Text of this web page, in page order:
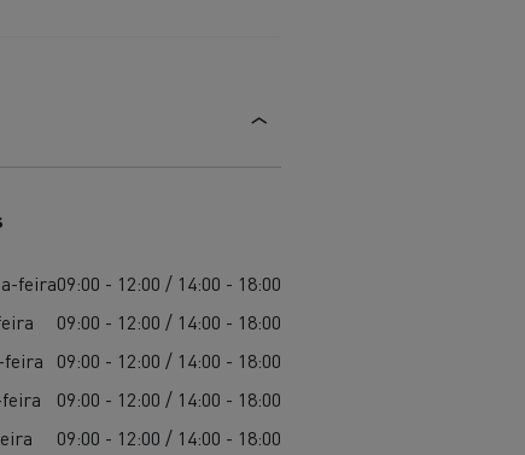
Transporte de mercadorias
feira09:00 - 12:00 / 14:00 - 18:00
09:00 - 12:00 / 14:00 - 18:00
feira
09:00 - 12:00 / 14:00 - 18:00
09:00 - 12:00 / 14:00 - 18:00
09:00 - 12:00 / 14:00 - 18:00